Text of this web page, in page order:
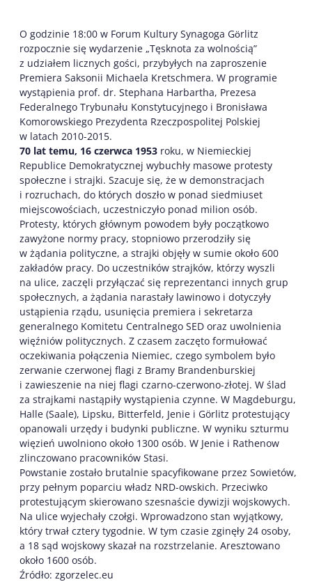
O godzinie 18:00 w Forum Kultury Synagoga Gӧrlitz
rozpocznie się wydarzenie „Tęsknota za wolnością”
z udziałem licznych gości, przybyłych na zaproszenie
Premiera Saksonii Michaela Kretschmera. W programie
wystąpienia prof. dr. Stephana Harbartha, Prezesa
Federalnego Trybunału Konstytucyjnego i Bronisława
Komorowskiego Prezydenta Rzeczpospolitej Polskiej
w latach 2010-2015.
70 lat temu, 16 czerwca 1953 roku, w Niemieckiej
Republice Demokratycznej wybuchły masowe protesty
społeczne i strajki. Szacuje się, że w demonstracjach
i rozruchach, do których doszło w ponad siedmiuset
miejscowościach, uczestniczyło ponad milion osób.
Protesty, których głównym powodem były początkowo
zawyżone normy pracy, stopniowo przerodziły się
w żądania polityczne, a strajki objęły w sumie około 600
zakładów pracy. Do uczestników strajków, którzy wyszli
na ulice, zaczęli przyłączać się reprezentanci innych grup
społecznych, a żądania narastały lawinowo i dotyczyły
ustąpienia rządu, usunięcia premiera i sekretarza
generalnego Komitetu Centralnego SED oraz uwolnienia
więźniów politycznych. Z czasem zaczęto formułować
oczekiwania połączenia Niemiec, czego symbolem było
zerwanie czerwonej flagi z Bramy Brandenburskiej
i zawieszenie na niej flagi czarno-czerwono-złotej. W ślad
za strajkami nastąpiły wystąpienia czynne. W Magdeburgu,
Halle (Saale), Lipsku, Bitterfeld, Jenie i Görlitz protestujący
opanowali urzędy i budynki publiczne. W wyniku szturmu
więzień uwolniono około 1300 osób. W Jenie i Rathenow
zlinczowano pracowników Stasi.
Powstanie zostało brutalnie spacyfikowane przez Sowietów,
przy pełnym poparciu władz NRD-owskich. Przeciwko
protestującym skierowano szesnaście dywizji wojskowych.
Na ulice wyjechały czołgi. Wprowadzono stan wyjątkowy,
który trwał cztery tygodnie. W tym czasie zginęły 24 osoby,
a 18 sąd wojskowy skazał na rozstrzelanie. Aresztowano
około 1600 osób.
Źródło: zgorzelec.eu